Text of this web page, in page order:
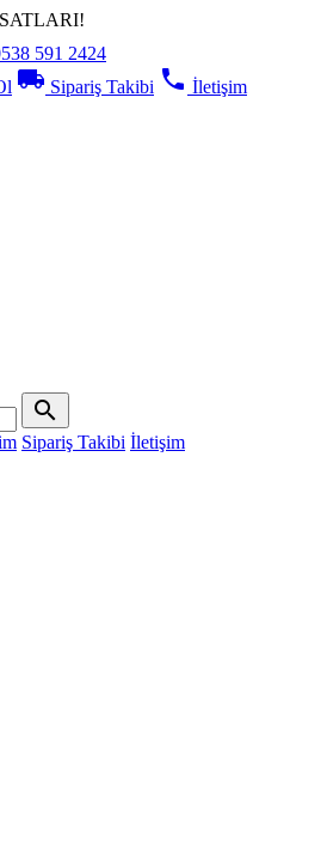
591 2424
local_shipping Sipariş Takibi phone İletişim
search
Sipariş Takibi İletişim